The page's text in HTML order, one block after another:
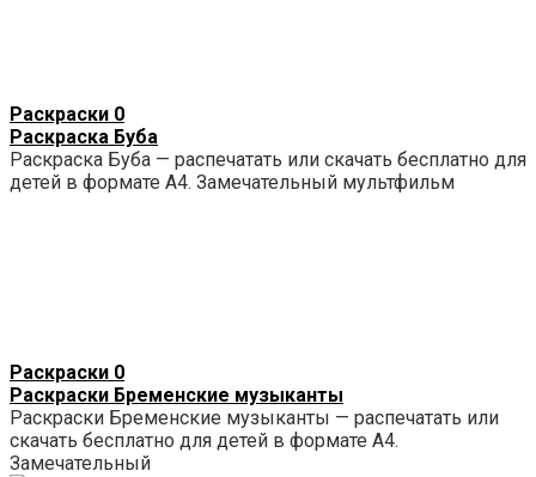
Раскраски 0
Раскраска Буба
Раскраска Буба — распечатать или скачать бесплатно для
детей в формате А4. Замечательный мультфильм
Раскраски 0
Раскраски Бременские музыканты
Раскраски Бременские музыканты — распечатать или
скачать бесплатно для детей в формате А4.
Замечательный